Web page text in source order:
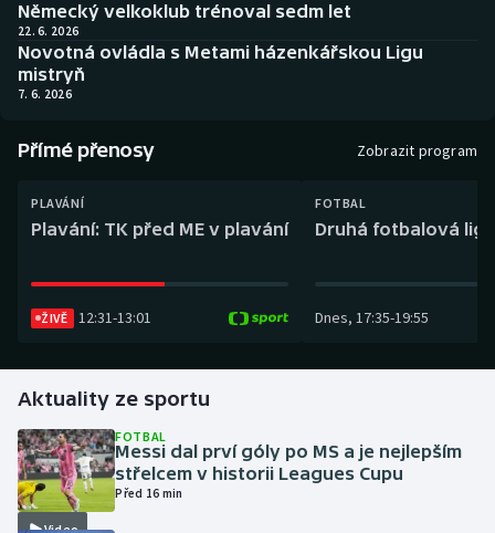
Boby a skeleton
Box
Curling
Dostihy
Gymnastika
Házená
Jezdectví
AZ kvíz
Německý velkoklub trénoval sedm let
22. 6. 2026
Novotná ovládla s Metami házenkářskou Ligu
mistryň
7. 6. 2026
Přímé přenosy Zobrazit program
PLAVÁNÍ
Plavání: TK před ME v plavání
ŽIVĚ 12:31-13:01
FOTBAL
Druhá fotbalová
Dnes, 17:35-19:55
Aktuality ze sportu
Video
FOTBAL
Messi dal prví góly po MS a je nejlepším
střelcem v historii Leagues Cupu
Před 16 min